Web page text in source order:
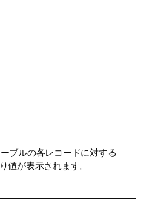
ブルの各レコードに対する
値が表示されます。